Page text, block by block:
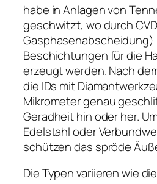
habe in Anlagen von
geschwitzt, wo durch
Gasphasenabscheidung)
Beschichtungen für die
erzeugt werden. Nach
die IDs mit
Mikrometer genau
Geradheit hin oder her.
Edelstahl oder
schützen das spröde
Die Typen variieren wie